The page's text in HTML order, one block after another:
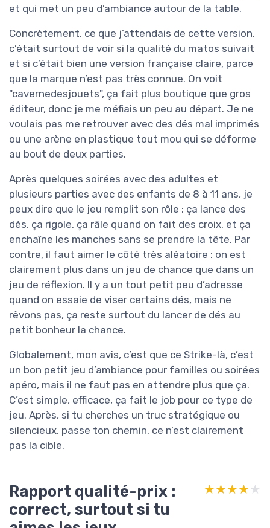
et qui met un peu d’ambiance autour de la table.
Concrètement, ce que j’attendais de cette version,
c’était surtout de voir si la qualité du matos suivait
et si c’était bien une version française claire, parce
que la marque n’est pas très connue. On voit
"cavernedesjouets", ça fait plus boutique que gros
éditeur, donc je me méfiais un peu au départ. Je ne
voulais pas me retrouver avec des dés mal imprimés
ou une arène en plastique tout mou qui se déforme
au bout de deux parties.
Après quelques soirées avec des adultes et
plusieurs parties avec des enfants de 8 à 11 ans, je
peux dire que le jeu remplit son rôle : ça lance des
dés, ça rigole, ça râle quand on fait des croix, et ça
enchaîne les manches sans se prendre la tête. Par
contre, il faut aimer le côté très aléatoire : on est
clairement plus dans un jeu de chance que dans un
jeu de réflexion. Il y a un tout petit peu d’adresse
quand on essaie de viser certains dés, mais ne
rêvons pas, ça reste surtout du lancer de dés au
petit bonheur la chance.
Globalement, mon avis, c’est que ce Strike-là, c’est
un bon petit jeu d’ambiance pour familles ou soirées
apéro, mais il ne faut pas en attendre plus que ça.
C’est simple, efficace, ça fait le job pour ce type de
jeu. Après, si tu cherches un truc stratégique ou
silencieux, passe ton chemin, ce n’est clairement
pas la cible.
Rapport qualité-prix :
correct, surtout si tu
★★★★★
★★★★★